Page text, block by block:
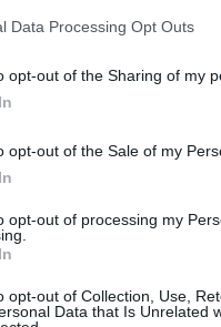
Data Processing Opt Outs
opt-out of the Sharing of my
opt-out of the Sale of my
opt-out of processing my
opt-out of Collection, Use,
Data that Is Unrelated